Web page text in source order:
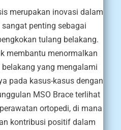
merupakan inovasi dalam
penting sebagai
tulang belakang.
membantu menormalkan
yang mengalami
pada kasus-kasus dengan
MSO Brace terlihat
ortopedi, di mana
kontribusi positif dalam